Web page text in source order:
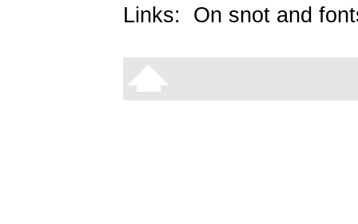
Links: On snot and